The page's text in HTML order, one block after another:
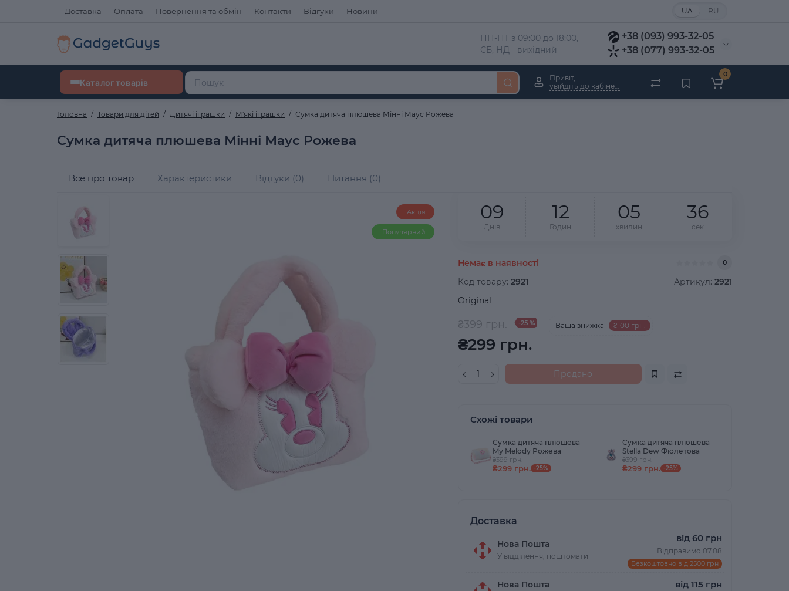
Доставка Оплата Повернення та обмін Контакти Відгуки Новини UA RU
ПН-ПТ з 09:00 до 18:00,
СБ, НД - вихідний
+38 (093) 993-32-05
+38 (077) 993-32-05
Каталог товарів
Привіт,
0
Головна Товари для дітей Дитячі іграшки М'які іграшки Сумка дитяча плюшева Мінні Маус Рожева
Сумка дитяча плюшева Мінні Маус Рожева
Все про товар Характеристики Відгуки (0) Питання (0)
Акція
Популярний
09
Днів
12
Годин
05
хвилин
36
сек
Немає в наявності 0
Код товару: 2921 Артикул: 2921
Original
₴399 грн. -25 % Ваша знижка ₴100 грн.
₴299 грн.
Продано
Схожі товари
Сумка дитяча плюшева
My Melody Рожева
₴399 грн.
₴299 грн. -25%
Сумка дитяча плюшева
Stella Dew Фіолетова
₴399 грн.
₴299 грн. -25%
Доставка
Нова Пошта
У відділення, поштомати
від 60 грн
Відправимо 07.08
Безкоштовно від 2500 грн
Нова Пошта від 115 грн